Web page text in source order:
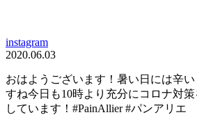
instagram
2020.06.03
おはようございます！暑い日には辛
すね今日も10時より充分にコロナ対
しています！#PainAllier #パンアリエ